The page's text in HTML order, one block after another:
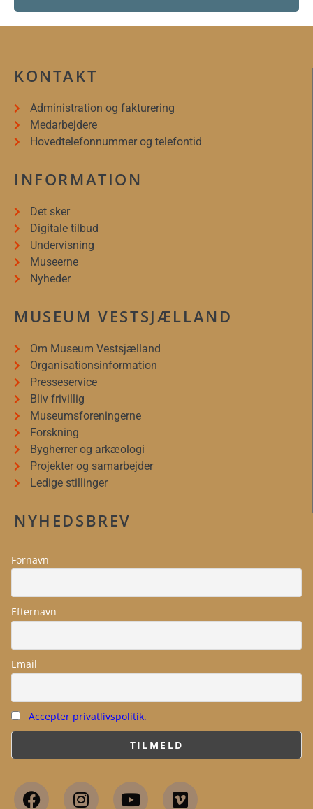
KONTAKT
Administration og fakturering
Medarbejdere
Hovedtelefonnummer og telefontid
INFORMATION
Det sker
Digitale tilbud
Undervisning
Museerne
Nyheder
MUSEUM VESTSJÆLLAND
Om Museum Vestsjælland
Organisationsinformation
Presseservice
Bliv frivillig
Museumsforeningerne
Forskning
Bygherrer og arkæologi
Projekter og samarbejder
Ledige stillinger
NYHEDSBREV
Fornavn
Efternavn
Email
Accepter privatlivspolitik.